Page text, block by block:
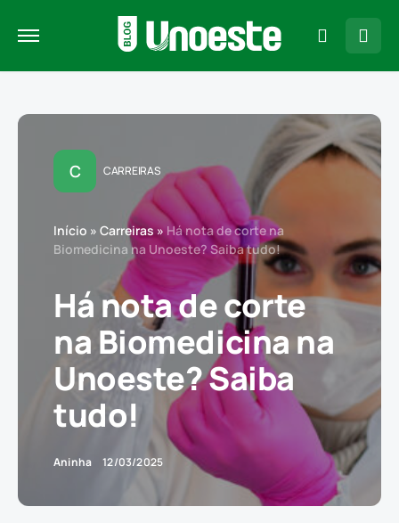
C CARREIRAS
Início » Carreiras»Há nota de corte na
Biomedicina na Unoeste? Saiba tudo!
Há nota de corte
na Biomedicina na
Unoeste? Saiba
tudo!
Aninha 12/03/2025